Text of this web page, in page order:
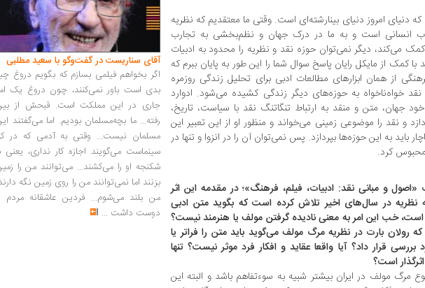
که دنیای امروز دنیای بینارشته‌ای است. وقتی ما معتقدیم که نظریه
انسانی است و به ما در درک جهان و نظم‌بخشی به تجارب
می‌کند، دیگر نمی‌توان حوزه نقد و نظریه را محدود به ادبیات
با کمک از مایکل رایان پاسخ سوال شما را این طور به پایان ببرم که
از همان ابزارهای مطالعات ادبی برای تحلیل زندگی روزمره
نقد خواه‌ناخواه به حوزه‌های دیگر زندگی کشیده می‌شود. ادوارد
جهان، متن و منقد به ارتباط تنگاتنگ نقد با سیاست، تاریخ،
و نقد را موضوعی زمینی می‌خواند و منظور او از این تعبیر این
باید به این حوزه‌ها بپردازد. پس نمی‌توان آن را در انزوا و تنها در
کرد.
«اصول و مبانی نقد: ادبیات، فیلم، فرهنگ»؛ در مقدمه این اثر
نظریه در سال‌های اخیر تلاش کرده است که بگوید متن ادبی
خب این امر به معنی نادیده گرفتن مولف یا هنرمند نیست؟
رولان بارت در نظریه مرگ مولف می‌گوید باید متن را فراتر یا
قرار داد؟ آیا واقعا عقاید و افکار فرد موثر نیست؟ تنها
است؟
مرگ مولف در ایران بیشتر شبیه به سوء‌تفاهم باشد و البته این
آقای سناریست در گفت‌وگو با سعید مطلبی
اگر بخواهم فیلمی بسازم که بگویم دروغ
بدی است باور نمی‌کنند، چون دروغ یک
جاری در این مملکت است. قبحش از
رفته... ما بچه‌مسلمان بودیم. اما می‌گفتند
مسلمان نیست... وقتی به آدمی که در
سینماست می‌گویند اجازه کار نداری، یعنی
شکنجه او را می‌کشند... می‌توانند من را
بزنند اما نمی‌توانند من را روی زمین نگه
من بلند می‌شوم... فردین عاشقانه مردم
دوست داشت ...